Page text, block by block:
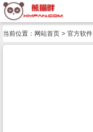
当前位置： 网站首页 > 官方软件